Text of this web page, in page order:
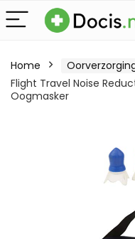
Home
Flight Travel Noise
Oogmasker